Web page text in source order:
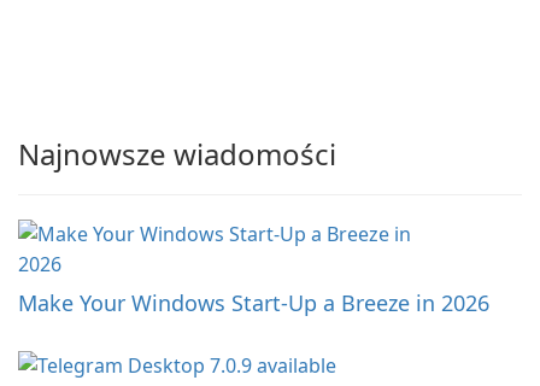
Najnowsze wiadomości
Make Your Windows Start-Up a Breeze in 2026